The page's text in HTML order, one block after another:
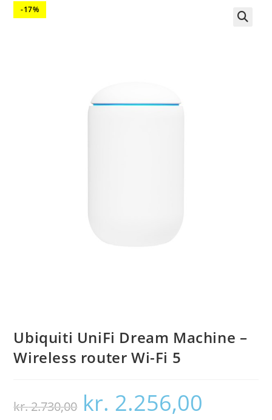
-17%
Ubiquiti UniFi Dream Machine –
Wireless router Wi-Fi 5
kr.2.730,00
Den
oprindelige
pris
kr. 2.256,00